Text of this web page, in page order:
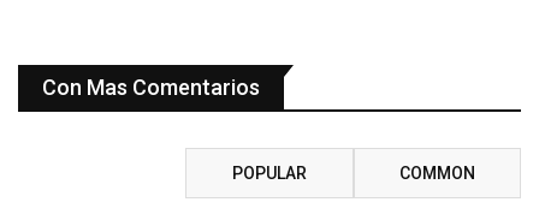
Con Mas Comentarios
POPULAR COMMON